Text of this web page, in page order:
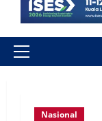
Nasional